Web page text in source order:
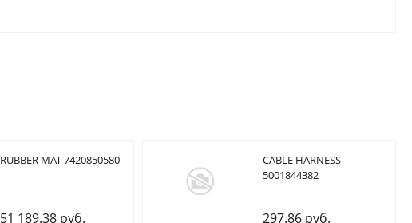
RUBBER MAT 7420850580
51 189.38 руб.
CABLE HARNESS
5001844382
297.86 руб.